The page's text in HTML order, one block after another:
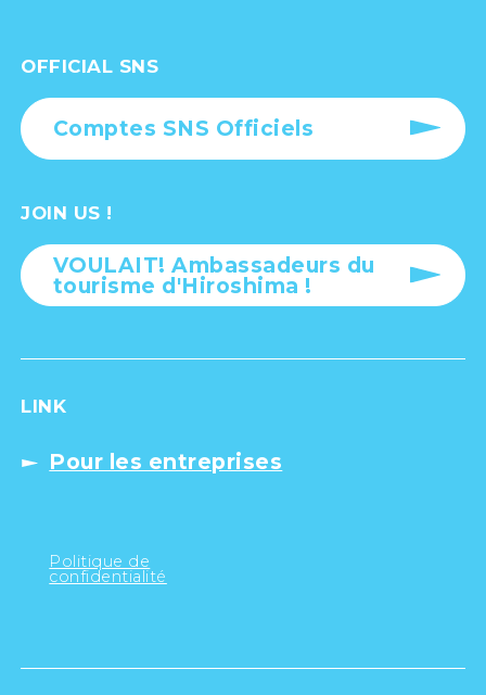
OFFICIAL SNS
Comptes SNS Officiels
JOIN US !
VOULAIT! Ambassadeurs du
tourisme d'Hiroshima !
LINK
Pour les entreprises
Politique de
confidentialité